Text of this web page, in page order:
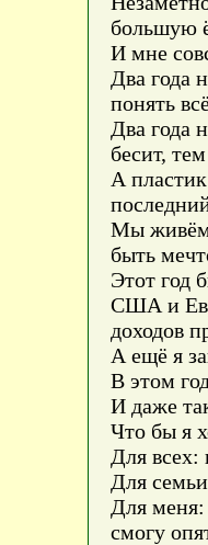
большую
И мне
Два года
понять
Два года
бесит,
А
Мы живём
быть
Этот год
США и
доходов
А ещё я
В этом
И даже
Что бы я
Для
Для
Для меня:
смогу